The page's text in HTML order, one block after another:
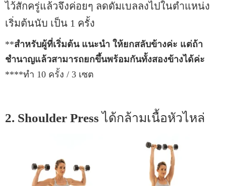
ไว้สักครู่แล้วจึงค่อยๆ ลดดัมเบลลงไปในตำแหน่ง
เริ่มต้นนับ เป็น 1 ครั้ง
**สำหรับผู้ที่เริ่มต้น แนะนำ ให้ยกสลับข้างค่ะ แต่ถ้า
ชำนาญแล้วสามารถยกขึ้นพร้อมกันทั้งสองข้างได้ค่ะ
****ทำ 10 ครั้ง / 3 เซต
2. Shoulder Press ได้กล้ามเนื้อหัวไหล่